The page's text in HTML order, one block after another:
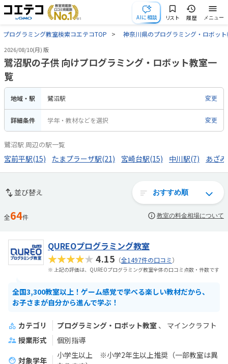
AIに相談 リスト 履歴 メニュー
プログラミング教室検索コエテコTOP 神奈川県のプログラミング・ロボッ
2026/08/10(月) 版
鷺沼駅の子供 向けプログラミング・ロボット教室一
覧
地域・駅 鷺沼駅 変更
詳細条件 学年・教材などを選択 変更
鷺沼駅 周辺の駅一覧
宮前平駅(15) たまプラーザ駅(21) 宮崎台駅(15) 中川駅(7) あざ
並び替え
全64件 教室の料金相場について
QUREOプログラミング教室
★★★★★4.15 （全1497件の口コミ）
※ 上記の評価は、QUREOプログラミング教室全体の口コミ点数・件数です
全国3,300教室以上！ゲーム感覚で学べる楽しい教材だから、
お子さまが自分から進んで学ぶ！
カテゴリ プログラミング・ロボット教室
マインクラフト
授業形式
個別指導
対象学年
小学生以上 ※小学2年生以上推奨（一部教室は異